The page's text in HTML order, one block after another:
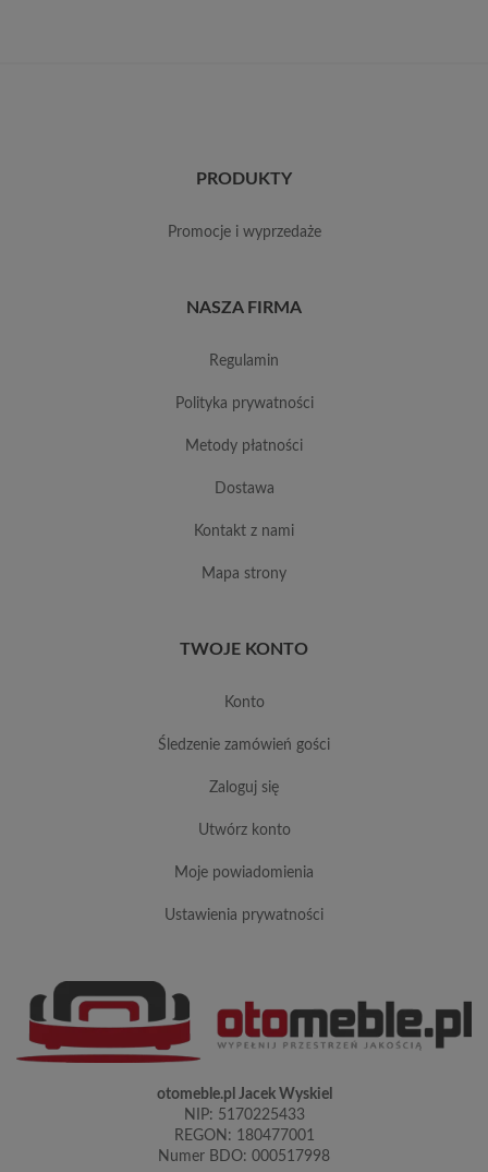
PRODUKTY
promocje i wyprzedaże
NASZA FIRMA
regulamin
polityka prywatności
metody płatności
dostawa
kontakt z nami
mapa strony
TWOJE KONTO
konto
śledzenie zamówień gości
zaloguj się
utwórz konto
moje powiadomienia
ustawienia prywatności
otomeble.pl Jacek Wyskiel
NIP: 5170225433
REGON: 180477001
Numer BDO: 000517998